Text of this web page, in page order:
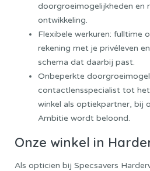
doorgroeimogelijkheden en
ontwikkeling.
Flexibele werkuren: fulltime
rekening met je privéleven
schema dat daarbij past.
Onbeperkte
contactlensspecialist tot het
winkel als optiekpartner, bij
Ambitie wordt beloond.
Onze winkel in
Als opticien bij Specsavers